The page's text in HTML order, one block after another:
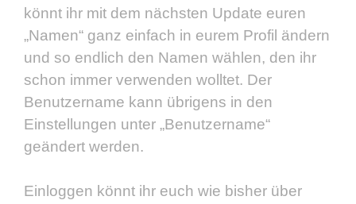
könnt ihr mit dem nächsten Update euren
„Namen“ ganz einfach in eurem Profil ändern
und so endlich den Namen wählen, den ihr
schon immer verwenden wolltet. Der
Benutzername kann übrigens in den
Einstellungen unter „Benutzername“
geändert werden.
Einloggen könnt ihr euch wie bisher über